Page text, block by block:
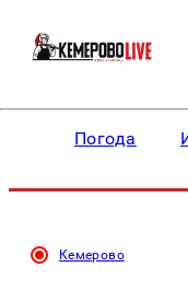
Погода
Кемерово